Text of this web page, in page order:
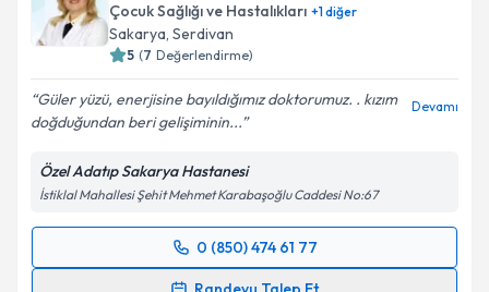
Çocuk Sağlığı ve Hastalıkları +1diğer
Sakarya, Serdivan
5 (7 Değerlendirme)
Güler yüzü, enerjisine bayıldığımız doktorumuz. . kızım
doğduğundan beri gelişiminin...
Devamı
Özel Adatıp Sakarya Hastanesi
İstiklal Mahallesi Şehit Mehmet Karabaşoğlu Caddesi No:67
0 (850) 474 61 77
Randevu Takvimi Talebi